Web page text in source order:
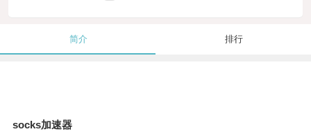
简介 排行
socks加速器